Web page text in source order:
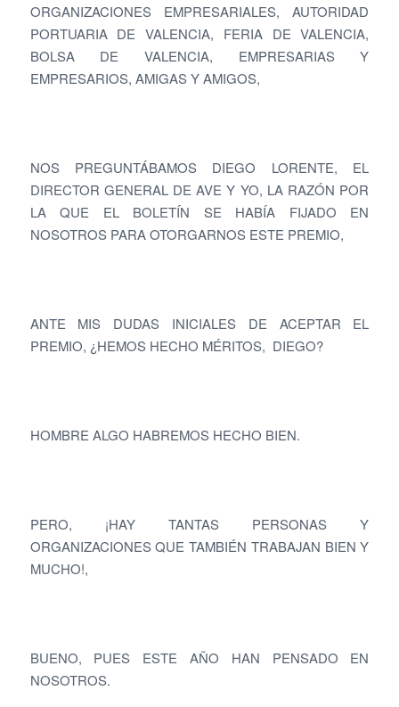
ORGANIZACIONES EMPRESARIALES, AUTORIDAD
PORTUARIA DE VALENCIA, FERIA DE VALENCIA,
BOLSA DE VALENCIA, EMPRESARIAS Y
EMPRESARIOS, AMIGAS Y AMIGOS,
NOS PREGUNTÁBAMOS DIEGO LORENTE, EL
DIRECTOR GENERAL DE AVE Y YO, LA RAZÓN POR
LA QUE EL BOLETÍN SE HABÍA FIJADO EN
NOSOTROS PARA OTORGARNOS ESTE PREMIO,
ANTE MIS DUDAS INICIALES DE ACEPTAR EL
PREMIO, ¿HEMOS HECHO MÉRITOS, DIEGO?
HOMBRE ALGO HABREMOS HECHO BIEN.
PERO, ¡HAY TANTAS PERSONAS Y
ORGANIZACIONES QUE TAMBIÉN TRABAJAN BIEN Y
MUCHO!,
BUENO, PUES ESTE AÑO HAN PENSADO EN
NOSOTROS.